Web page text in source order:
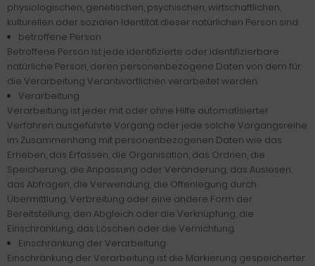
physiologischen, genetischen, psychischen, wirtschaftlichen,
kulturellen oder sozialen Identität dieser natürlichen Person sind.
betroffene Person
Betroffene Person ist jede identifizierte oder identifizierbare
natürliche Person, deren personenbezogene Daten von dem für
die Verarbeitung Verantwortlichen verarbeitet werden.
Verarbeitung
Verarbeitung ist jeder mit oder ohne Hilfe automatisierter
Verfahren ausgeführte Vorgang oder jede solche Vorgangsreihe
im Zusammenhang mit personenbezogenen Daten wie das
Erheben, das Erfassen, die Organisation, das Ordnen, die
Speicherung, die Anpassung oder Veränderung, das Auslesen,
das Abfragen, die Verwendung, die Offenlegung durch
Übermittlung, Verbreitung oder eine andere Form der
Bereitstellung, den Abgleich oder die Verknüpfung, die
Einschränkung, das Löschen oder die Vernichtung.
Einschränkung der Verarbeitung
Einschränkung der Verarbeitung ist die Markierung gespeicherter